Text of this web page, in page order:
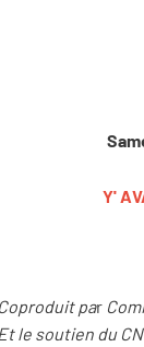
Y'
par
le soutien du